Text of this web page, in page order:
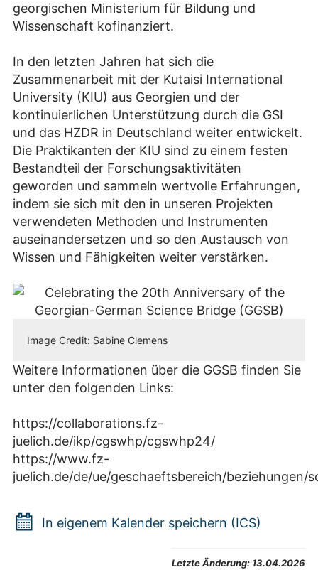
georgischen Ministerium für Bildung und
Wissenschaft kofinanziert.
In den letzten Jahren hat sich die
Zusammenarbeit mit der Kutaisi International
University (KIU) aus Georgien und der
kontinuierlichen Unterstützung durch die GSI
und das HZDR in Deutschland weiter entwickelt.
Die Praktikanten der KIU sind zu einem festen
Bestandteil der Forschungsaktivitäten
geworden und sammeln wertvolle Erfahrungen,
indem sie sich mit den in unseren Projekten
verwendeten Methoden und Instrumenten
auseinandersetzen und so den Austausch von
Wissen und Fähigkeiten weiter verstärken.
Image Credit: Sabine Clemens
Weitere Informationen über die GGSB finden Sie
unter den folgenden Links:
https://collaborations.fz-
juelich.de/ikp/cgswhp/cgswhp24/
https://www.fz-
juelich.de/de/ue/geschaeftsbereich/beziehungen/
In eigenem Kalender speichern (ICS)
Letzte Änderung: 13.04.2026